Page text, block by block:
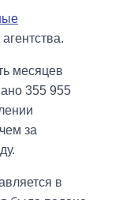
месяцев
355 955
за
в